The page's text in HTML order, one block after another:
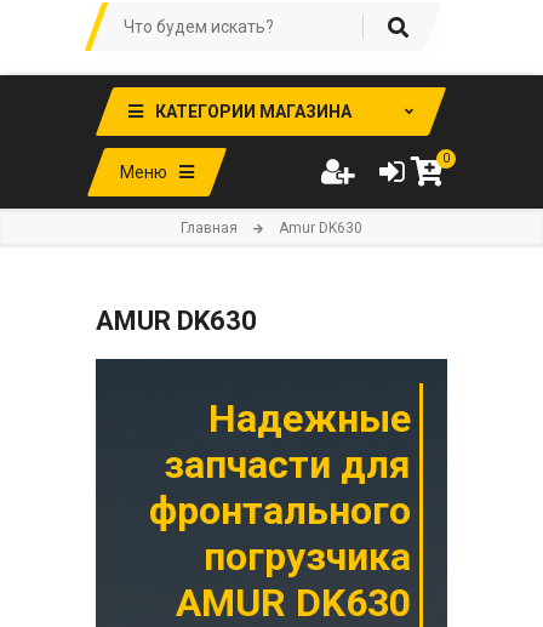
КАТЕГОРИИ МАГАЗИНА
Меню
0
Главная Amur DK630
AMUR DK630
Надежные
запчасти для
фронтального
погрузчика
AMUR DK630